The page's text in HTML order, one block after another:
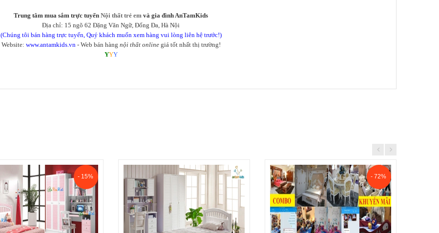
Trung tâm mua sắm trực tuyến Nội thất trẻ em và gia đình AnTamKids
Địa chỉ: 15 ngõ 62 Đặng Văn Ngữ, Đống Đa, Hà Nội
(Chúng tôi bán hàng trực tuyến, Quý khách muốn xem hàng vui lòng liên hệ trước!)
Website: www.antamkids.vn- Web bán hàng nội thất onlinegiá tốt nhất thị trường!
YYY
- 15% - 72%